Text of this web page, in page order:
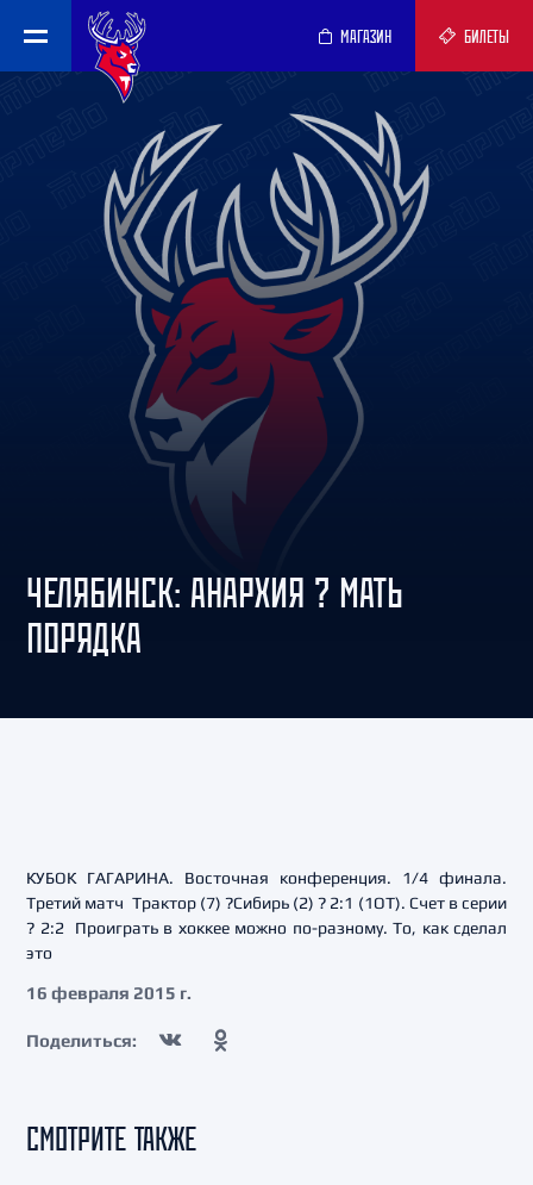
МАГАЗИН БИЛЕТЫ
ЧЕЛЯБИНСК: АНАРХИЯ ? МАТЬ
ПОРЯДКА
КУБОК ГАГАРИНА. Восточная конференция. 1/4 финала.
Третий матч Трактор (7) ?Сибирь (2) ? 2:1 (1ОТ). Счет в серии
? 2:2 Проиграть в хоккее можно по-разному. То, как сделал
это
16 февраля 2015 г.
Поделиться:
СМОТРИТЕ ТАКЖЕ